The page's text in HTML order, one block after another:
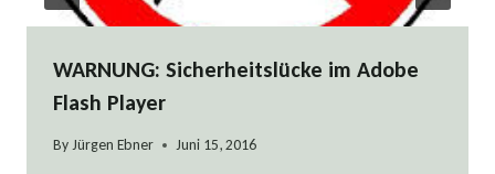
WARNUNG: Sicherheitslücke im Adobe
Flash Player
ByJürgen Ebner Juni 15, 2016